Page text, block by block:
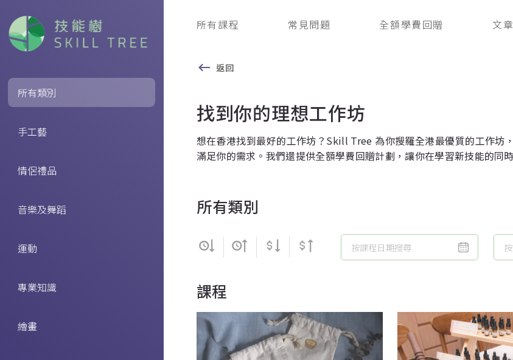
所有課程 常見問題 全額學費回贈 文章
所有類別
手工藝
情侶禮品
音樂及舞蹈
運動
專業知識
繪畫
返回
找到你的理想工作坊
想在香港找到最好的工作坊？Skill Tree 為你搜羅全港最優質的工作坊
滿足你的需求。我們還提供全額學費回贈計劃，讓你在學習新技能的同
所有類別
課程